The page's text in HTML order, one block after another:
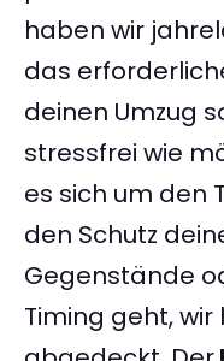
haben wir
das
deinen Umzug
stressfrei wie
es sich um den
den Schutz
Gegenstände
Timing geht,